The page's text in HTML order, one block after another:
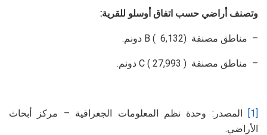
وتصنف أراضي حسب اتفاق أوسلو للقرية:
– مناطق مصنفة B ( 6,132) دونم.
– مناطق مصنفة C ( 27,993 ) دونم.
[1]
المصدر: وحدة نظم المعلومات الجغرافية – مركز أبحاث
الأراضي.